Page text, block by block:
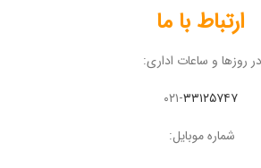
ارتباط با ما
در روزها و ساعات اداری:
۰۲۱-۳۳۱۲۵۷۴۷
شماره موبایل: